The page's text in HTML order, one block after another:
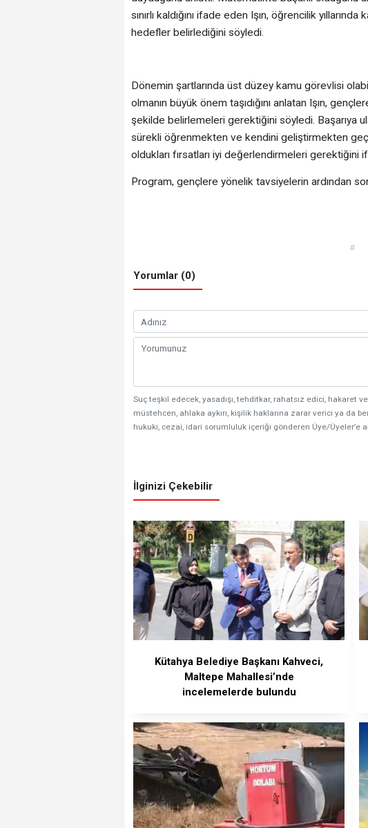
sınırlı kaldığını ifade eden Işın, öğrencilik
hedefler belirlediğini söyledi.
Dönemin şartlarında üst düzey kamu görevlisi
olmanın büyük önem taşıdığını anlatan Işın,
şekilde belirlemeleri gerektiğini söyledi. Başarıya
sürekli öğrenmekten ve kendini geliştirmekten
oldukları fırsatları iyi değerlendirmeleri gerektiğini
Program, gençlere yönelik tavsiyelerin ardından
#
Yorumlar (0)
Suç teşkil edecek, yasadışı, tehditkar, rahatsız edici, hakaret
müstehcen, ahlaka aykırı, kişilik haklarına zarar verici ya da
hukuki, cezai, idari sorumluluk içeriği gönderen Üye/Üyeler’e
İlginizi Çekebilir
Kütahya Belediye Başkanı Kahveci,
Maltepe Mahallesi’nde
incelemelerde bulundu